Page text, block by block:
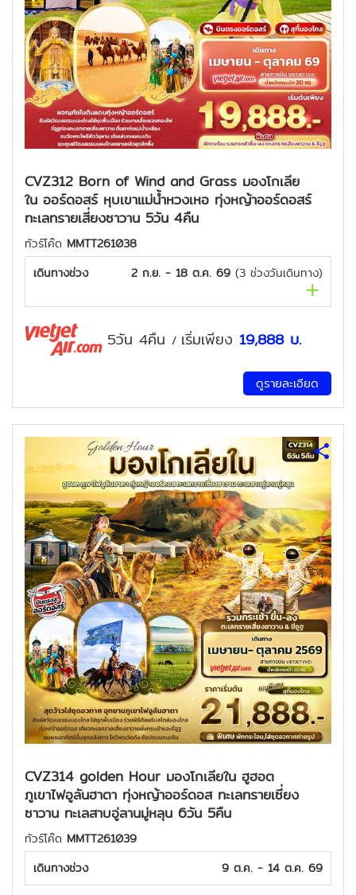
CVZ312 Born of Wind and Grass มองโกเลีย
ใน ออร์ดอสร์ หุบเขาแม่น้ำหวงเหอ ทุ่งหญ้าออร์ดอสร์
ทะเลทรายเสี่ยงซาวาน 5วัน 4คืน
ทัวร์โค๊ด MMTT261038
เดินทางช่วง
2 ก.ย. - 18 ต.ค. 69 (3 ช่วงวันเดินทาง)
5วัน 4คืน / เริ่มเพียง 19,888 บ.
ดูรายละเอียด
CVZ314 golden Hour มองโกเลียใน ฮูฮอต
ภูเขาไฟอูลันฮาตา ทุ่งหญ้าออร์ดอส ทะเลทรายเซี่ยง
ซาวาน ทะเลสาบอู่ลานมู่หลุน 6วัน 5คืน
ทัวร์โค๊ด MMTT261039
เดินทางช่วง
9 ต.ค. - 14 ต.ค. 69